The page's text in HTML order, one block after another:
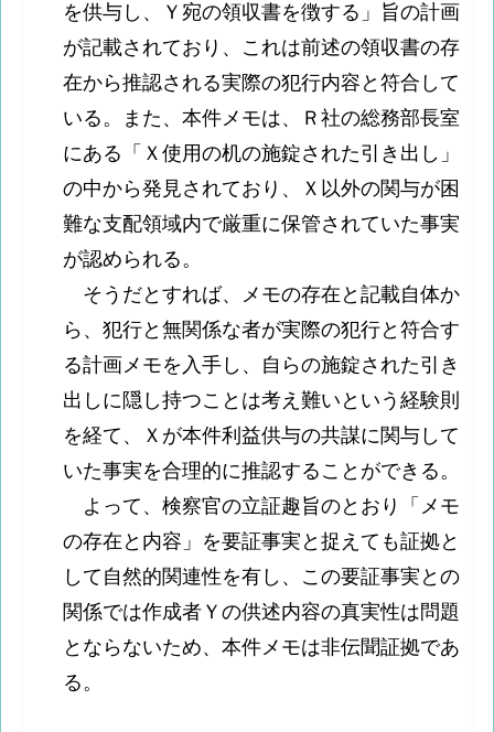
を供与し、Ｙ宛の領収書を徴する」旨の計画
が記載されており、これは前述の領収書の存
在から推認される実際の犯行内容と符合して
いる。また、本件メモは、Ｒ社の総務部長室
にある「Ｘ使用の机の施錠された引き出し」
の中から発見されており、Ｘ以外の関与が困
難な支配領域内で厳重に保管されていた事実
が認められる。
そうだとすれば、メモの存在と記載自体か
ら、犯行と無関係な者が実際の犯行と符合す
る計画メモを入手し、自らの施錠された引き
出しに隠し持つことは考え難いという経験則
を経て、Ｘが本件利益供与の共謀に関与して
いた事実を合理的に推認することができる。
よって、検察官の立証趣旨のとおり「メモ
の存在と内容」を要証事実と捉えても証拠と
して自然的関連性を有し、この要証事実との
関係では作成者Ｙの供述内容の真実性は問題
とならないため、本件メモは非伝聞証拠であ
る。